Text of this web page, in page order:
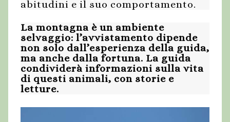
abitudini e il suo comportamento.
La montagna è un ambiente
selvaggio: l’avvistamento dipende
non solo dall’esperienza della guida,
ma anche dalla fortuna. La guida
condividerà informazioni sulla vita
di questi animali, con storie e
letture.